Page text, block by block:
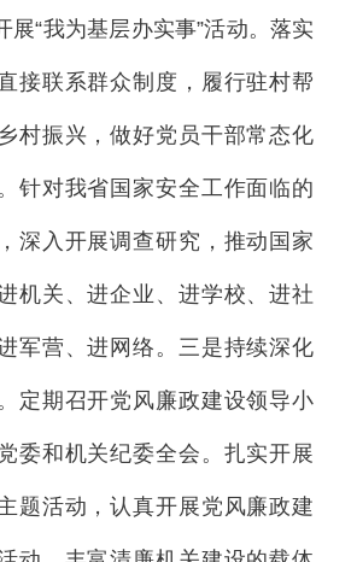
展“我为基层办实事”活动。落实
接联系群众制度，履行驻村帮
村振兴，做好党员干部常态化
针对我省国家安全工作面临的
深入开展调查研究，推动国家
机关、进企业、进学校、进社
军营、进网络。三是持续深化
定期召开党风廉政建设领导小
委和机关纪委全会。扎实开展
题活动，认真开展党风廉政建